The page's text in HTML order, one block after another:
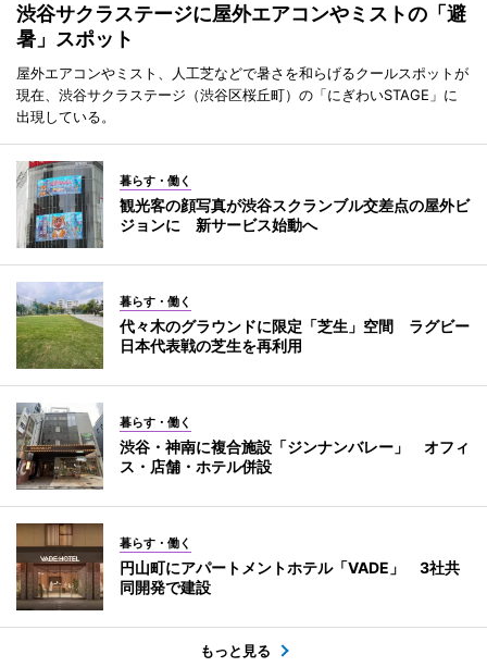
渋谷サクラステージに屋外エアコンやミストの「避
暑」スポット
屋外エアコンやミスト、人工芝などで暑さを和らげるクールスポットが
現在、渋谷サクラステージ（渋谷区桜丘町）の「にぎわいSTAGE」に
出現している。
暮らす・働く
観光客の顔写真が渋谷スクランブル交差点の屋外ビ
ジョンに 新サービス始動へ
暮らす・働く
代々木のグラウンドに限定「芝生」空間 ラグビー
日本代表戦の芝生を再利用
暮らす・働く
渋谷・神南に複合施設「ジンナンバレー」 オフィ
ス・店舗・ホテル併設
暮らす・働く
円山町にアパートメントホテル「VADE」 3社共
同開発で建設
もっと見る